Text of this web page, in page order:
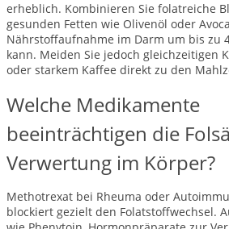
erheblich. Kombinieren Sie folatreiche
gesunden Fetten wie Olivenöl oder
Nährstoffaufnahme im Darm um bis zu
kann. Meiden Sie jedoch gleichzeitigen
oder starkem Kaffee direkt zu den
Welche Medikamente
beeinträchtigen die
Verwertung im Körper?
Methotrexat bei Rheuma oder
blockiert gezielt den Folatstoffwechsel.